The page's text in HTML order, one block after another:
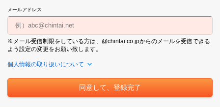
メールアドレス
※メール受信制限をしている方は、@chintai.co.jpからのメールを受信できる
よう設定の変更をお願い致します。
個人情報の取り扱いについて